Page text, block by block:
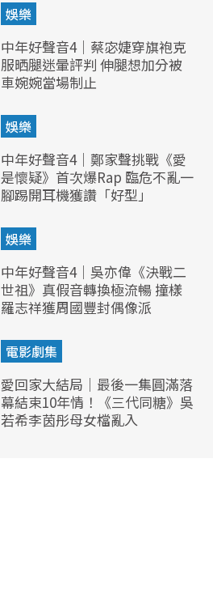
娛樂
中年好聲音4｜蔡宓婕穿旗袍克
服晒腿迷暈評判 伸腿想加分被
車婉婉當場制止
娛樂
中年好聲音4｜鄭家聲挑戰《愛
是懷疑》首次爆Rap 臨危不亂一
腳踢開耳機獲讚「好型」
娛樂
中年好聲音4｜吳亦偉《決戰二
世祖》真假音轉換極流暢 撞樣
羅志祥獲周國豐封偶像派
電影劇集
愛回家大結局｜最後一集圓滿落
幕結束10年情！《三代同糖》吳
若希李茵彤母女檔亂入